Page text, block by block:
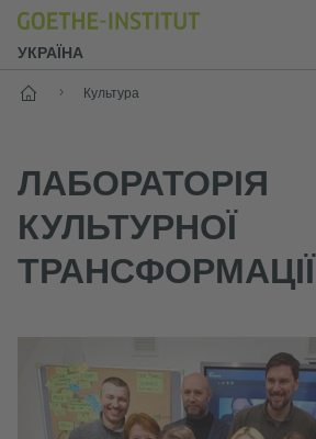
УКРАЇНА
Старт
Культура
ЛАБОРАТОРІЯ
КУЛЬТУРНОЇ
ТРАНСФОРМАЦІЇ